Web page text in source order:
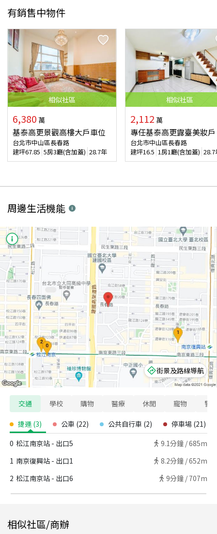
有銷售中物件
相似社區
6,380 萬
基泰高更景觀高樓大戶車位
台北市中山區長春路
建坪67.85 5房3廳(含加蓋) 28.7年
相似社區
2,112 萬
專任基泰高更露臺美妝戶
台北市中山區長春路
建坪16.5 1房1廳(含加蓋) 28.7
周邊生活機能
街景及路線導航
交通 學校 購物 醫療 休閒 寵物 警
捷運 (3) 公車 (22) 公共自行車 (2) 停車場 (21)
0 松江南京站 - 出口5 9.1分鐘 /685m
1 南京復興站 - 出口1 8.2分鐘 /652m
2 松江南京站 - 出口6 9分鐘 / 707m
相似社區/商辦